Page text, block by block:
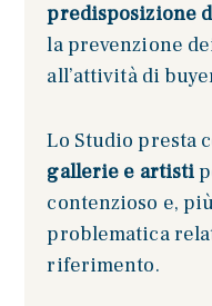
predisposizione
la prevenzione
all’attività di
Lo Studio presta
gallerie e artisti
contenzioso e,
problematica
riferimento.